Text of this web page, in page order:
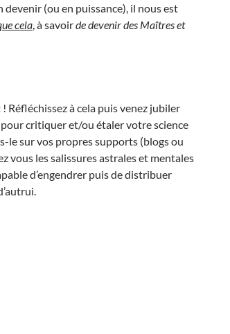
devenir (ou en puissance), il nous est
cela, à savoirde devenir des Maîtres et
Réfléchissez à cela puis venez jubiler
pour critiquer et/ou étaler votre science
le sur vos propres supports (blogs ou
vous les salissures astrales et mentales
d’engendrer puis de distribuer